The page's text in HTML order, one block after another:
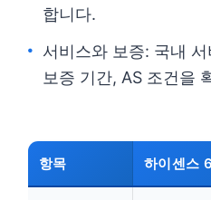
합니다.
서비스와 보증: 국내
보증 기간, AS 조건을
항목 하이센스